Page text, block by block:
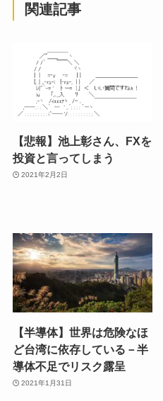
関連記事
【悲報】池上彰さん、FXを
投資と言ってしまう
2021年2月2日
【半導体】世界は危険なほ
ど台湾に依存している－半
導体不足でリスク露呈
2021年1月31日